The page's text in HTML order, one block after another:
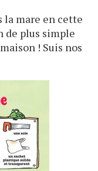
mare en cette
de plus simple
! Suis nos